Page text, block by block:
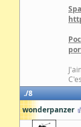
8
wonderpanzer